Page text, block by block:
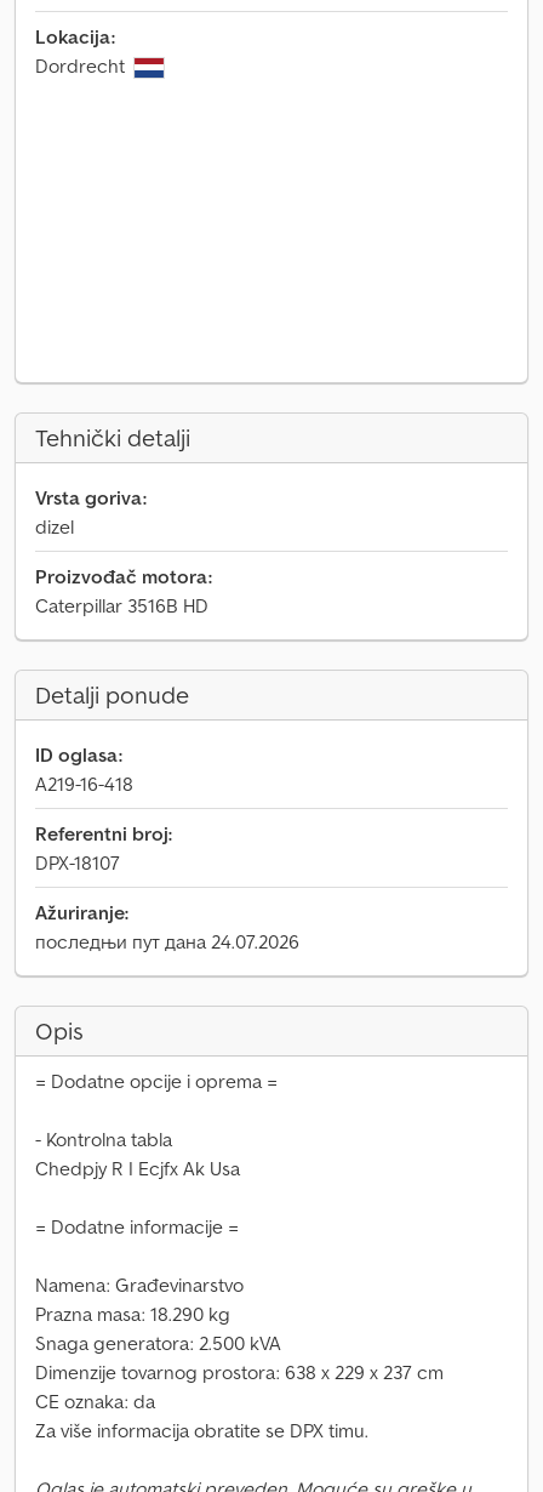
Lokacija:
Dordrecht
Tehnički detalji
Vrsta goriva:
dizel
Proizvođač motora:
Caterpillar 3516B HD
Detalji ponude
ID oglasa:
A219-16-418
Referentni broj:
DPX-18107
Ažuriranje:
последњи пут дана 24.07.2026
Opis
= Dodatne opcije i oprema =
- Kontrolna tabla
Chedpjy R I Ecjfx Ak Usa
= Dodatne informacije =
Namena: Građevinarstvo
Prazna masa: 18.290 kg
Snaga generatora: 2.500 kVA
Dimenzije tovarnog prostora: 638 x 229 x 237 cm
CE oznaka: da
Za više informacija obratite se DPX timu.